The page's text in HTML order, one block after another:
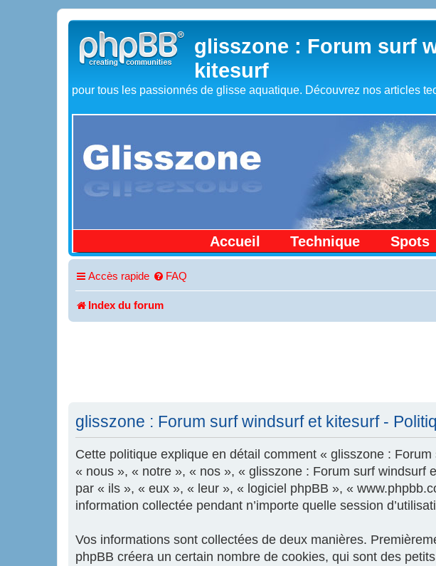
glisszone : Forum surf
kitesurf
pour tous les passionnés de glisse aquatique. Découvrez nos articles
Accueil Technique Spots
Accès rapide FAQ
Index du forum
glisszone : Forum surf windsurf et kitesurf -
Cette politique explique en détail comment « glisszone :
« nous », « notre », « nos », « glisszone : Forum surf
par « ils », « eux », « leur », « logiciel phpBB », «
information collectée pendant n’importe quelle session
Vos informations sont collectées de deux manières.
phpBB créera un certain nombre de cookies, qui sont des